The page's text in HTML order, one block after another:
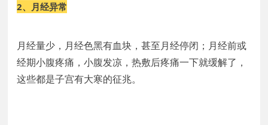
2、 月经异常
月经量少，月经色黑有血块，甚至月经停闭；月经前或
经期小腹疼痛，小腹发凉，热敷后疼痛一下就缓解了，
这些都是子宫有大寒的征兆。